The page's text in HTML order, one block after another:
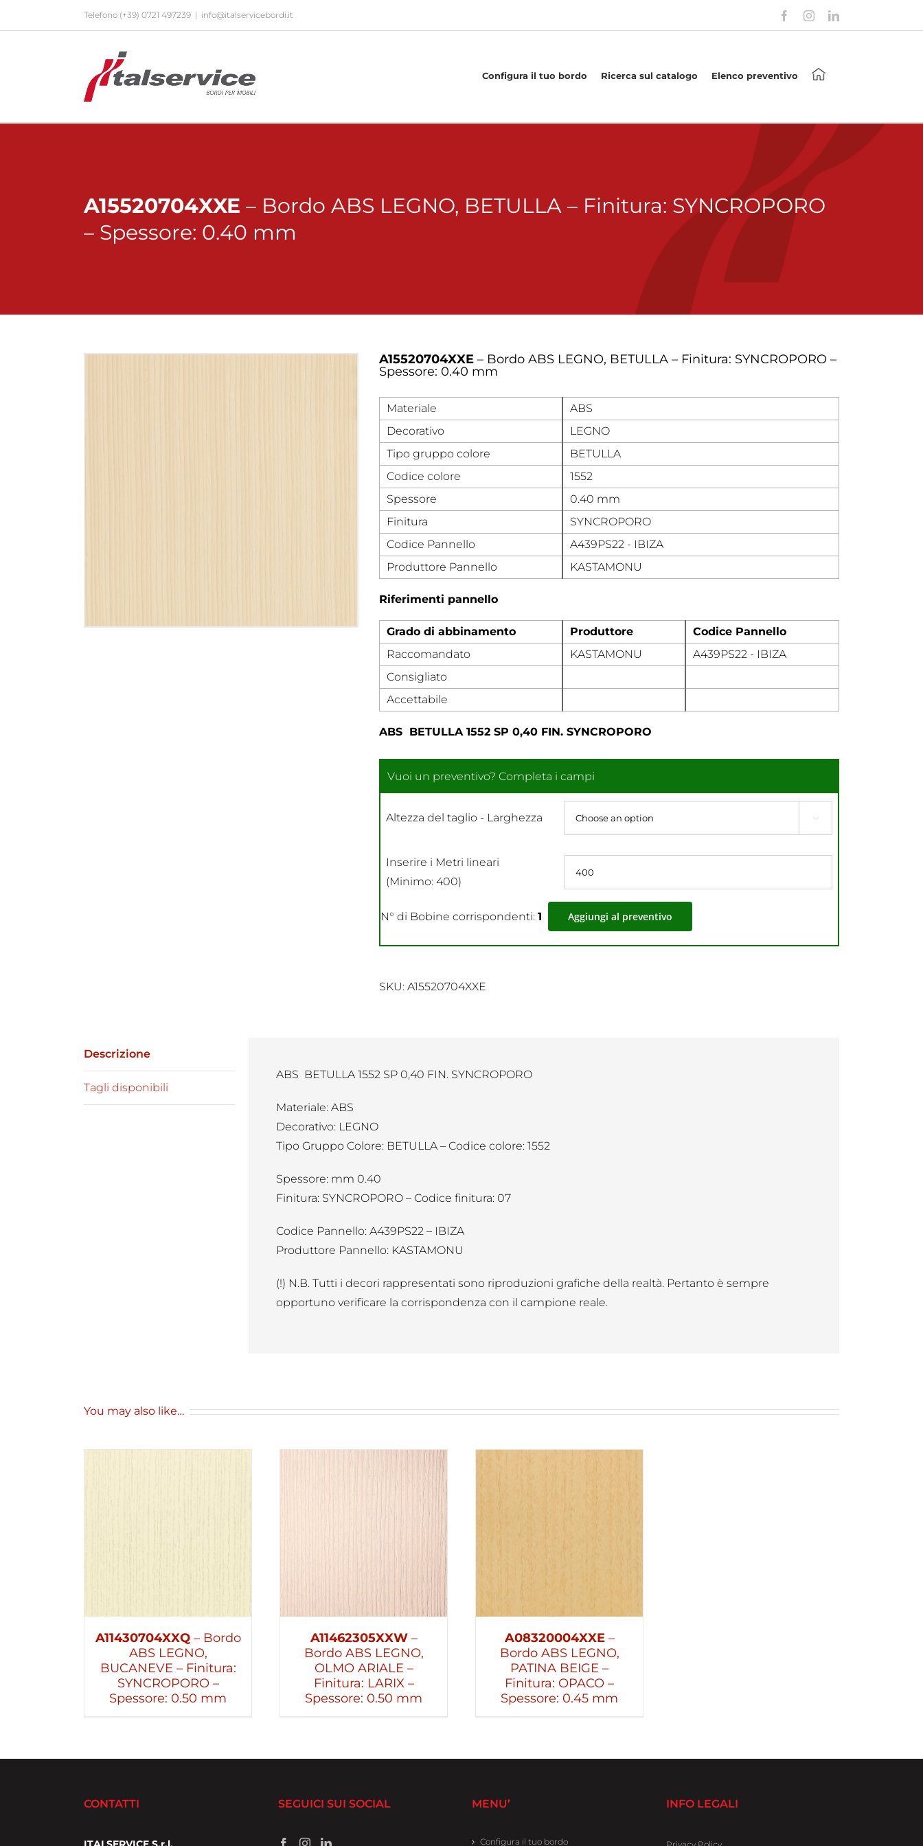
al
Telefono (+39) 0721 497239 | info@italservicebordi.it FacebookInstagramLinkedIn
Configura il tuo bordo Ricerca sul catalogo Elenco preventivo
A15520704XXE – Bordo ABS LEGNO, BETULLA – Finitura: SYNCROPORO
– Spessore: 0.40 mm
A15520704XXE – Bordo ABS LEGNO, BETULLA – Finitura: SYNCROPORO –
Spessore: 0.40 mm
Materiale
ABS
Decorativo
LEGNO
Tipo gruppo colore
BETULLA
Codice colore
1552
Spessore
0.40 mm
Finitura
SYNCROPORO
Codice Pannello
A439PS22 - IBIZA
Produttore Pannello
KASTAMONU
Riferimenti pannello
Grado di abbinamento Produttore
Codice Pannello
Raccomandato
KASTAMONU
A439PS22 - IBIZA
Consigliato
Accettabile
ABS BETULLA 1552 SP 0,40 FIN. SYNCROPORO
Altezza del taglio - Larghezza 
Inserire i Metri lineari
(Minimo: 400)
N° di Bobine corrispondenti: 1 Aggiungi al preventivo
SKU: A15520704XXE
Descrizione
Tagli disponibili
ABS BETULLA 1552 SP 0,40 FIN. SYNCROPORO
Materiale: ABS
Decorativo: LEGNO
Tipo Gruppo Colore: BETULLA – Codice colore: 1552
Spessore: mm 0.40
Finitura: SYNCROPORO – Codice finitura: 07
Codice Pannello: A439PS22 – IBIZA
Produttore Pannello: KASTAMONU
(!) N.B. Tutti i decori rappresentati sono riproduzioni grafiche della realtà. Pertanto è sempre
opportuno verificare la corrispondenza con il campione reale.
You may also like…
A11430704XXQ – Bordo
ABS LEGNO,
BUCANEVE – Finitura:
SYNCROPORO –
Spessore: 0.50 mm
A11462305XXW–
Bordo ABS LEGNO,
OLMO ARIALE –
Finitura: LARIX –
Spessore: 0.50 mm
A08320004XXE –
Bordo ABS LEGNO,
PATINA BEIGE –
Finitura: OPACO –
Spessore: 0.45 mm
CONTATTI SEGUICI SUI SOCIAL MENU’
Configura il tuo bordo
INFO LEGALI